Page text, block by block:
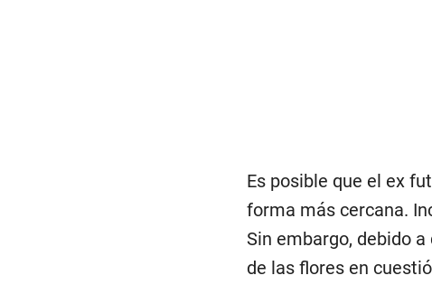
Es posible que el ex
forma más cercana.
Sin embargo, debido
de las flores en